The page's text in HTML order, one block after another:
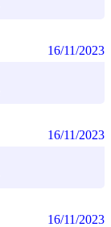
16/11/2023
16/11/2023
16/11/2023